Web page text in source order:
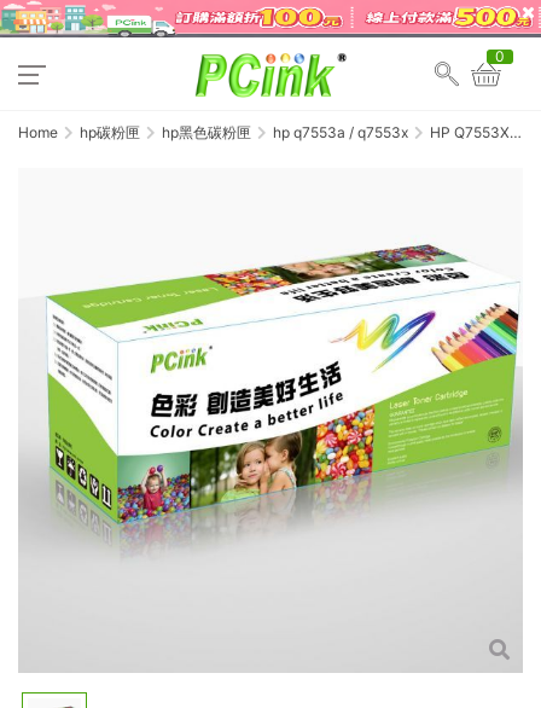
0
Home hp碳粉匣 hp黑色碳粉匣 hp q7553a / q7553x
HP Q7553X